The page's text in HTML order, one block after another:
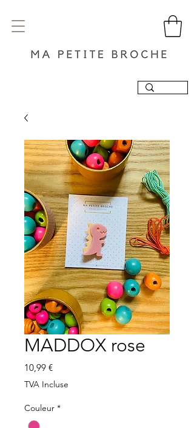
MADDOX rose
10,99 €Prix
TVA Incluse
Couleur *